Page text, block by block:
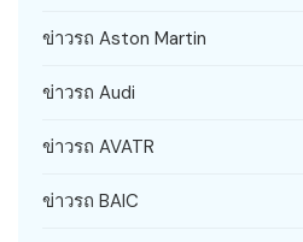
ข่าวรถ Aston Martin
ข่าวรถ Audi
ข่าวรถ AVATR
ข่าวรถ BAIC